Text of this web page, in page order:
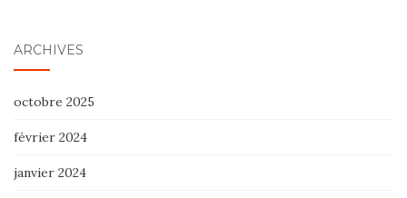
ARCHIVES
octobre 2025
février 2024
janvier 2024